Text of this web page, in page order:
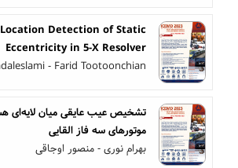
Location Detection of Static
Eccentricity in 5-X Resolver
- Farid Tootoonchian
تشخیص عیب عایقی میان لایه‌ای
موتورهای سه فاز القایی
بهرام نوری - منصور اوجاقی